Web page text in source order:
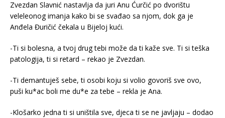
Zvezdan Slavnić nastavlja da juri Anu Ćurčić po dvorištu
veleleonog imanja kako bi se svađao sa njom, dok ga je
Anđela Đuričić čekala u Bijeloj kući.
-Ti si bolesna, a tvoj drug tebi može da ti kaže sve. Ti si teška
patologija, ti si retard – rekao je Zvezdan.
-Ti demantuješ sebe, ti osobi koju si volio govoriš sve ovo,
puši ku*ac boli me du*e za tebe – rekla je Ana.
-Klošarko jedna ti si uništila sve, djeca ti se ne javljaju – dodao